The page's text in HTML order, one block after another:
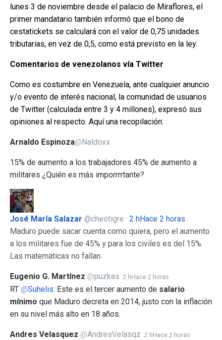
lunes 3 de noviembre desde el palacio de Miraflores, el
primer mandatario también informó que el bono de
cestatickets se calculará con el valor de 0,75 unidades
tributarias, en vez de 0,5, como está previsto en la ley.
Comentarios de venezolanos vía Twitter
Como es costumbre en Venezuela, ante cualquier anuncio
y/o evento de interés nacional, la comunidad de usuarios
de Twitter (calculada entre 3 y 4 millones), expresó sus
opiniones al respecto. Aquí una recopilación:
Arnaldo Espinoza@Naldoxx
15% de aumento a los trabajadores 45% de aumento a
militares ¿Quién es más imporrrrtante?
José María Salazar @cheotigre · 2 hHace 2 horas
Maduro puede sacar cuenta como quiera, pero el aumento
a los militares fue de 45% y para los civiles es del 15%.
Las matemáticas no fallan.
Eugenio G. Martínez @puzkas 2 hHace 2 horas
RT @Suhelis: Este es el tercer aumento de salario
mínimo que Maduro decreta en 2014, justo con la inflación
en su nivel más alto en 18 años.
Andres Velasquez @AndresVelasqz 2 hHace 2 horas